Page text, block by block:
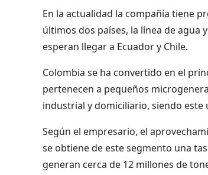
En la actualidad la compañía tiene
últimos dos países, la línea de agua
esperan llegar a Ecuador y Chile.
Colombia se ha convertido en el
pertenecen a pequeños
industrial y domiciliario, siendo
Según el empresario, el
se obtiene de este segmento una
generan cerca de 12 millones de